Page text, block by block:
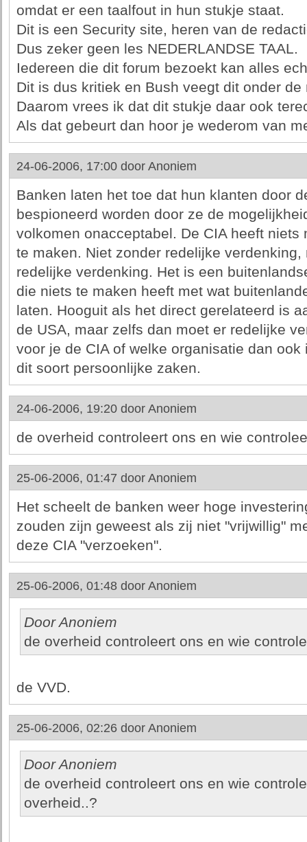
omdat er een taalfout in hun stukje staat.
Dit is een Security site, heren van de
Dus zeker geen les NEDERLANDSE TAAL.
Iedereen die dit forum bezoekt kan alles
Dit is dus kritiek en Bush veegt dit onder de
Daarom vrees ik dat dit stukje daar ook
Als dat gebeurt dan hoor je wederom van
24-06-2006, 17:00 door Anoniem
Banken laten het toe dat hun klanten door
bespioneerd worden door ze de
volkomen onacceptabel. De CIA heeft niets
te maken. Niet zonder redelijke verdenking,
redelijke verdenking. Het is een
die niets te maken heeft met wat
laten. Hooguit als het direct gerelateerd is
de USA, maar zelfs dan moet er redelijke
voor je de CIA of welke organisatie dan ook
dit soort persoonlijke zaken.
24-06-2006, 19:20 door Anoniem
de overheid controleert ons en wie
25-06-2006, 01:47 door Anoniem
Het scheelt de banken weer hoge
zouden zijn geweest als zij niet "vrijwillig"
deze CIA "verzoeken".
25-06-2006, 01:48 door Anoniem
Door Anoniem
de overheid controleert ons en wie
de VVD.
25-06-2006, 02:26 door Anoniem
Door Anoniem
de overheid controleert ons en wie
overheid..?